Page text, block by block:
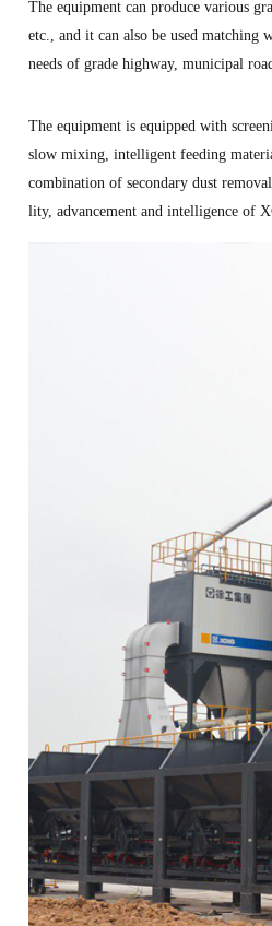
The equipment can produce various
etc., and it can also be used matching
needs of grade highway, municipal
The equipment is equipped with
slow mixing, intelligent feeding
combination of secondary dust
lity, advancement and intelligence of